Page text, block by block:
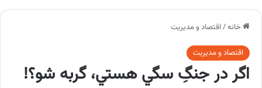
خانه/ اقتصاد و مدیریت
اقتصاد و مدیریت
اگر در جنگِ سگي هستي، گربه شو؟!